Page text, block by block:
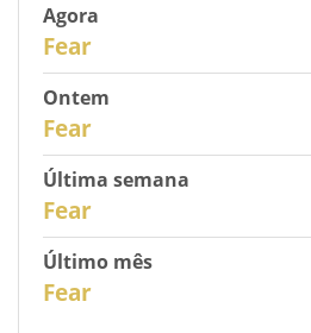
Agora
Fear
Ontem
Fear
Última semana
Fear
Último mês
Fear